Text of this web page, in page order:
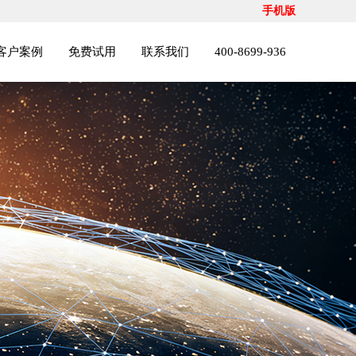
手机版
户案例 免费试用 联系我们 400-8699-936